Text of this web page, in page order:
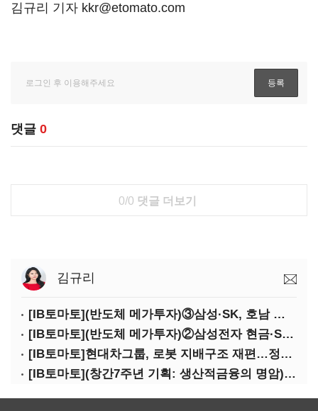
김규리 기자 kkr@etomato.com
댓글 0
0/0 댓글 더보기
김규리
[IB토마토](반도체 메가투자)③삼성·SK, 호남 동시 출격…인력·협력사 쟁탈전
[IB토마토](반도체 메가투자)②삼성전자 현금·SDI 차입…엇갈린 2655조 투자체력
[IB토마토]현대차그룹, 로봇 지배구조 재편…정의선 1245억 추가 투입 유력
[IB토마토](창간7주년 기획: 생산적금융의 명암)③선택받은 산업, 커진 자금격차